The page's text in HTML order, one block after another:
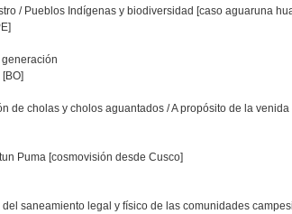
/ Pueblos Indígenas y biodiversidad [caso aguaruna
de cholas y cholos aguantados / A propósito de la
Puma [cosmovisión desde Cusco]
del saneamiento legal y físico de las comunidades